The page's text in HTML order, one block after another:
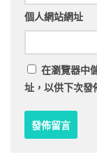
個人網站網址
在瀏覽器中
址，以供下次發